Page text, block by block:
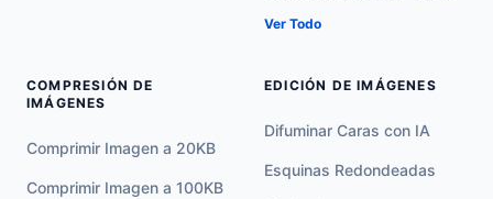
Ver Todo
COMPRESIÓN DE
IMÁGENES
Comprimir Imagen a 20KB
Comprimir Imagen a 100KB
EDICIÓN DE IMÁGENES
Difuminar Caras con IA
Esquinas Redondeadas